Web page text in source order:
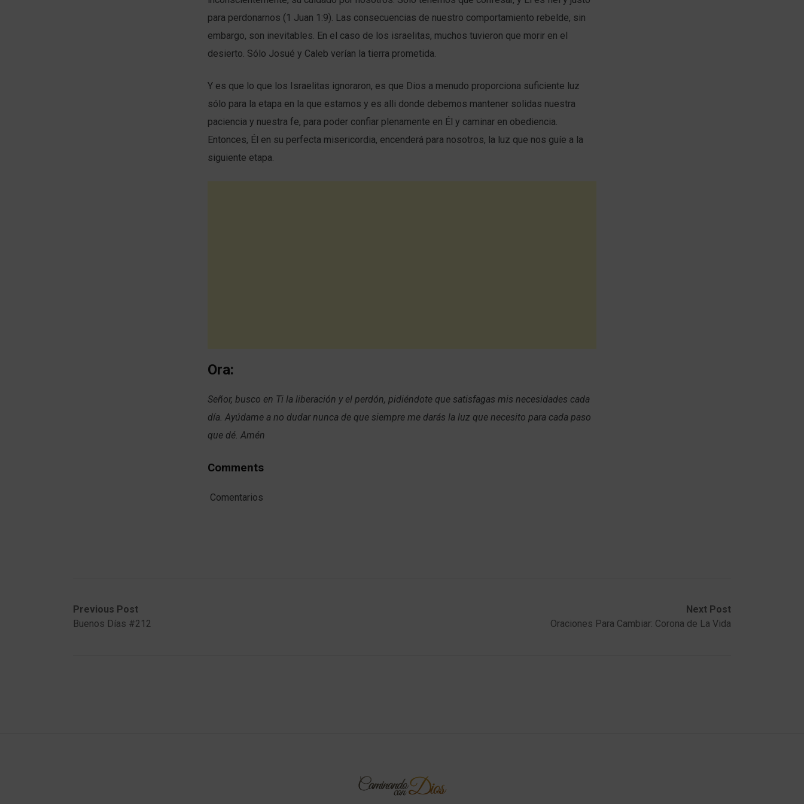
para perdonarnos (1 Juan 1:9). Las consecuencias de nuestro comportamiento rebelde, sin
embargo, son inevitables. En el caso de los israelitas, muchos tuvieron que morir en el
desierto. Sólo Josué y Caleb verían la tierra prometida.
Y es que lo que los Israelitas ignoraron, es que Dios a menudo proporciona suficiente luz
sólo para la etapa en la que estamos y es alli donde debemos mantener solidas nuestra
paciencia y nuestra fe, para poder confiar plenamente en Él y caminar en obediencia.
Entonces, Él en su perfecta misericordia, encenderá para nosotros, la luz que nos guíe a la
siguiente etapa.
Ora:
Señor, busco en Ti la liberación y el perdón, pidiéndote que satisfagas mis necesidades cada
día. Ayúdame a no dudar nunca de que siempre me darás la luz que necesito para cada paso
que dé. Amén
Comments
Comentarios
Previous Post
Buenos Días #212
Next Post
Oraciones Para Cambiar: Corona de La Vida